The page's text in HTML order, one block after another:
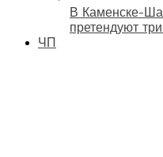
В Каменске-
претендуют
ЧП